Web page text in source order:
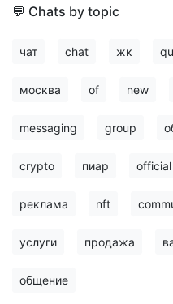
💬 Chats by topic
чат chat жк
москва of new
messaging group
crypto пиар official
реклама nft
услуги продажа
общение